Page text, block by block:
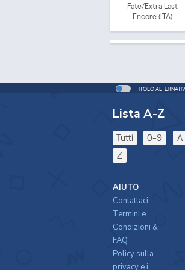
Fate/Extra Last
Encore (ITA)
TITOLO
Lista A-Z
Tutti 0-9 A
Z
AIUTO
Contattaci
Termini e
Condizioni &
FAQ
Policy sulla
privacy e i